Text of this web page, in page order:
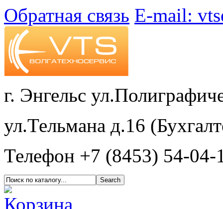
Обратная связь E-mail:
г. Энгельс
ул.Тельмана д.16
Телефон +7 (8453) 54-04-